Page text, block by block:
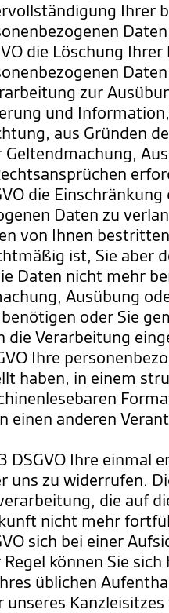
Ihrer
die Löschung Ihrer
zur
und
aus Gründen
Geltendmachung,
die
Daten zu
von Ihnen
ist, Sie aber
Daten nicht mehr
Ausübung
oder Sie
die Verarbeitung
Ihre
haben, in einem
einen anderen
DSGVO Ihre einmal
uns zu widerrufen.
die auf
nicht mehr
sich bei einer
können Sie
üblichen